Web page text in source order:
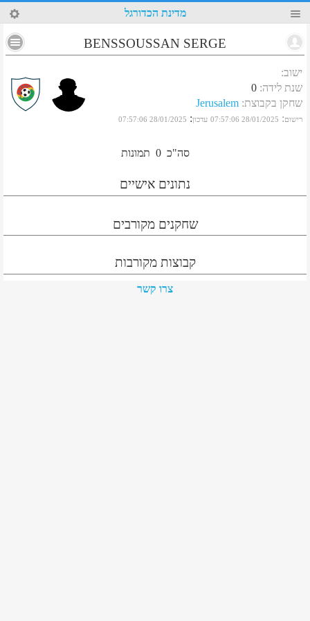
32 מדינת הכדורגל
BENSSOUSSAN SERGE
ישוב:
שנת לידה:
0
שחקן בקבוצת:
Jerusalem
רישום:
28/01/2025 07:57:06 עדכון:
28/01/2025 07:57:06
סה"כ 0 תמונות
נתונים אישיים
שחקנים מקורבים
קבוצות מקורבות
צרו קשר